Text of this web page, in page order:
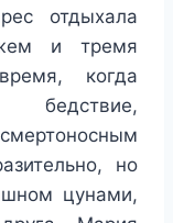
отдыхала
и тремя
когда
но
цунами,